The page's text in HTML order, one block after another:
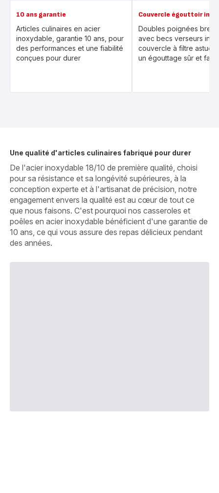
10 ans garantie
Articles culinaires en acier
inoxydable, garantie 10 ans, pour
des performances et une fiabilité
conçues pour durer
Couvercle égouttoir
Doubles poignées
avec becs verseurs
couvercle à filtre
un égouttage sûr et
Une qualité d'articles culinaires fabriqué pour durer
De l'acier inoxydable 18/10 de première qualité, choisi
pour sa résistance et sa longévité supérieures, à la
conception experte et à l'artisanat de précision, notre
engagement envers la qualité est au cœur de tout ce
que nous faisons. C'est pourquoi nos casseroles et
poêles en acier inoxydable bénéficient d'une garantie de
10 ans, ce qui vous assure des repas délicieux pendant
des années.